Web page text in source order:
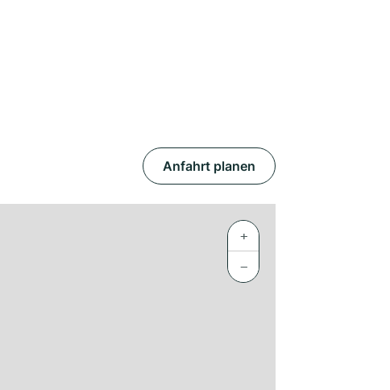
Anfahrt planen
+
−